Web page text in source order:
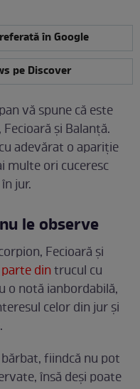
în Google
pe Discover
vă spune că este
, Fecioară și Balanță.
adevărat o apariție
multe ori cuceresc
jur.
le observe
Fecioară și
dintrucul cu
o notă ianbordabilă,
celor din jur și
fiindcă nu pot
însă deși poate